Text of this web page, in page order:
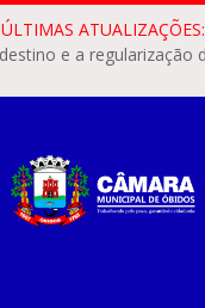
ÚLTIMAS ATUALIZAÇÕES: